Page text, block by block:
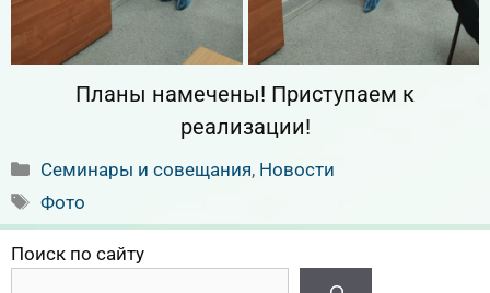
Планы намечены! Приступаем к
реализации!
Рубрики
Семинары и совещания, Новости
Метки
Фото
Поиск по сайту